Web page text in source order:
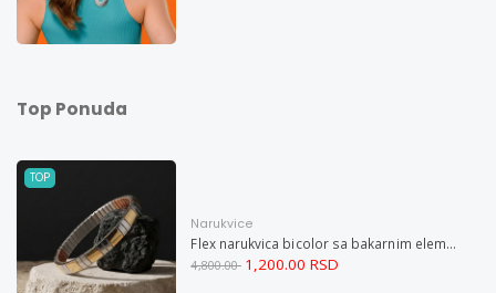
Top Ponuda
TOP
Narukvice
Flex narukvica bicolor sa bakarnim elementima XL
4,800.00 1,200.00 RSD